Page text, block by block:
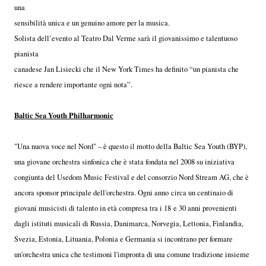
una
sensibilità unica e un genuino amore per la musica.
Solista dell’evento al Teatro Dal Verme sarà il giovanissimo e talentuoso
pianista
canadese Jan Lisiecki che il New York Times ha definito “un pianista che
riesce a rendere importante ogni nota”.
Baltic Sea Youth Philharmonic
"Una nuova voce nel Nord" – è questo il motto della Baltic Sea Youth (BYP),
una giovane orchestra sinfonica che è stata fondata nel 2008 su iniziativa
congiunta del Usedom Music Festival e del consorzio Nord Stream AG, che è
ancora sponsor principale dell'orchestra. Ogni anno circa un centinaio di
giovani musicisti di talento in età compresa tra i 18 e 30 anni provenienti
dagli istituti musicali di Russia, Danimarca, Norvegia, Lettonia, Finlandia,
Svezia, Estonia, Lituania, Polonia e Germania si incontrano per formare
un'orchestra unica che testimoni l'impronta di una comune tradizione insieme